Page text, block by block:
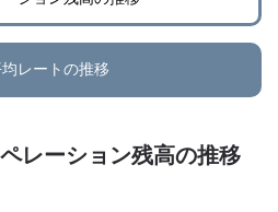
レートの推移
レーション残高の推移